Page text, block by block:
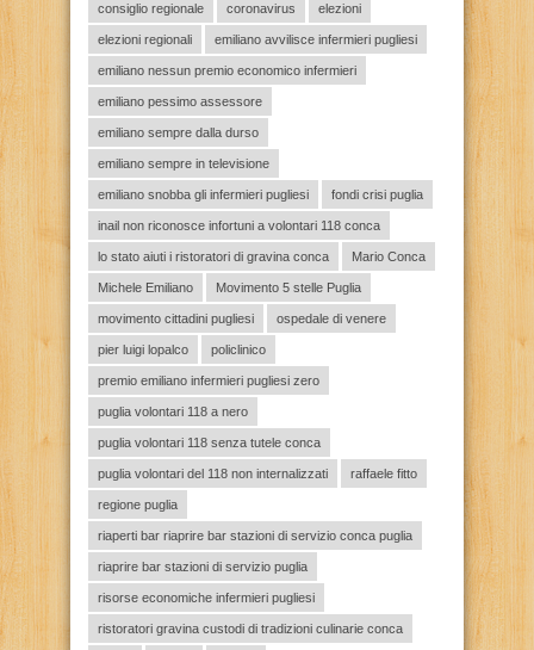
consiglio regionale coronavirus elezioni
elezioni regionali emiliano avvilisce infermieri pugliesi
emiliano nessun premio economico infermieri
emiliano pessimo assessore
emiliano sempre dalla durso
emiliano sempre in televisione
emiliano snobba gli infermieri pugliesi fondi crisi puglia
inail non riconosce infortuni a volontari 118 conca
lo stato aiuti i ristoratori di gravina conca Mario Conca
Michele Emiliano Movimento 5 stelle Puglia
movimento cittadini pugliesi ospedale di venere
pier luigi lopalco policlinico
premio emiliano infermieri pugliesi zero
puglia volontari 118 a nero
puglia volontari 118 senza tutele conca
puglia volontari del 118 non internalizzati raffaele fitto
regione puglia
riaperti bar riaprire bar stazioni di servizio conca puglia
riaprire bar stazioni di servizio puglia
risorse economiche infermieri pugliesi
ristoratori gravina custodi di tradizioni culinarie conca